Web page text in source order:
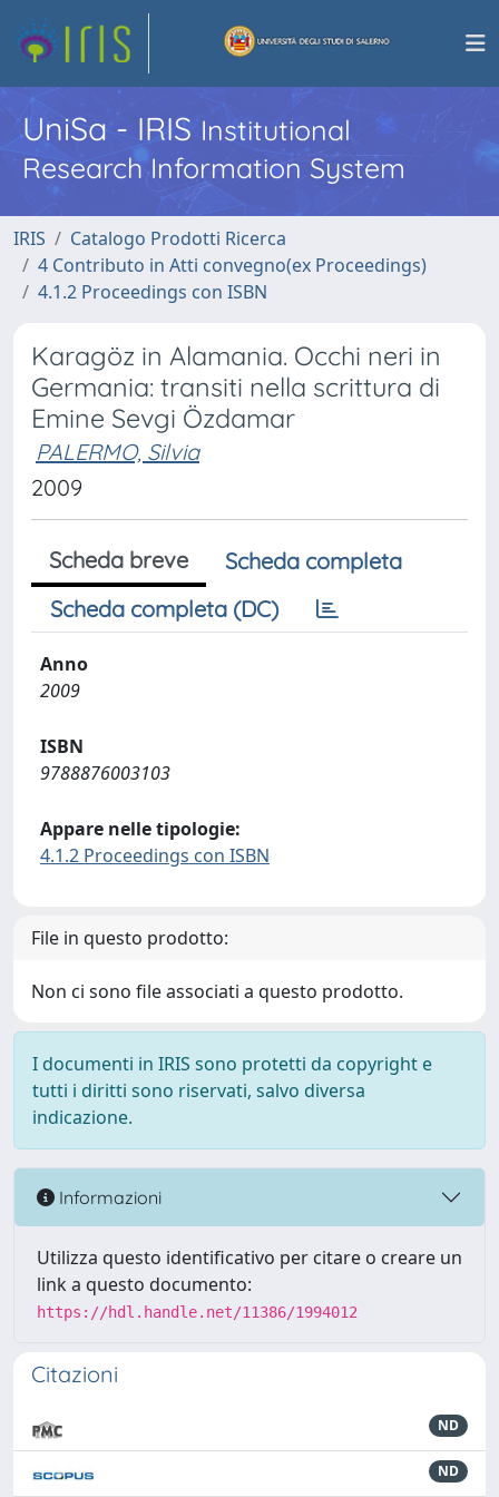
UniSa - IRISInstitutional
Research Information System
IRIS
Catalogo Prodotti Ricerca
4 Contributo in Atti convegno(ex Proceedings)
4.1.2 Proceedings con ISBN
Karagöz in Alamania. Occhi neri in
Germania: transiti nella scrittura di
Emine Sevgi Özdamar
PALERMO, Silvia
2009
Scheda breve
Scheda completa
Scheda completa (DC)
Anno
2009
ISBN
9788876003103
Appare nelle tipologie:
4.1.2 Proceedings con ISBN
File in questo prodotto:
Non ci sono file associati a questo prodotto.
I documenti in IRIS sono protetti da copyright e
tutti i diritti sono riservati, salvo diversa
indicazione.
Informazioni
Utilizza questo identificativo per citare o creare un
link a questo documento:
https://hdl.handle.net/11386/1994012
Citazioni
ND
ND